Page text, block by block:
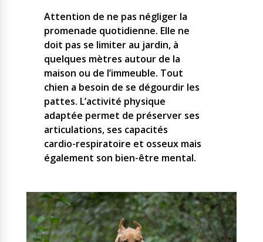
Attention de ne pas négliger la
promenade quotidienne. Elle ne
doit pas se limiter au jardin, à
quelques mètres autour de la
maison ou de l’immeuble. Tout
chien a besoin de se dégourdir les
pattes. L’activité physique
adaptée permet de préserver ses
articulations, ses capacités
cardio-respiratoire et osseux mais
également son bien-être mental.